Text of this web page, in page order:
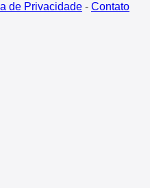
de Privacidade- Contato